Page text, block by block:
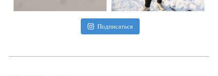
Подписаться